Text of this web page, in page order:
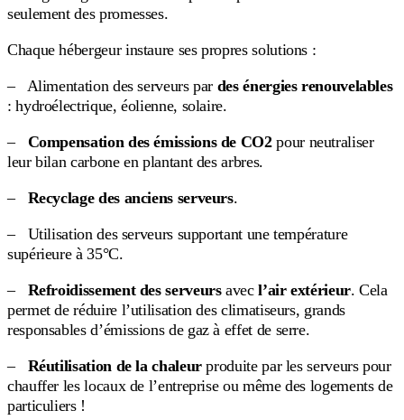
seulement des promesses.
Chaque hébergeur instaure ses propres solutions :
– Alimentation des serveurs par des énergies renouvelables
: hydroélectrique, éolienne, solaire.
– Compensation des émissions de CO2pour neutraliser
leur bilan carbone en plantant des arbres.
– Recyclage des anciens serveurs.
– Utilisation des serveurs supportant une température
supérieure à 35°C.
– Refroidissement des serveursavecl’air extérieur. Cela
permet de réduire l’utilisation des climatiseurs, grands
responsables d’émissions de gaz à effet de serre.
– Réutilisation de la chaleurproduite par les serveurs pour
chauffer les locaux de l’entreprise ou même des logements de
particuliers !